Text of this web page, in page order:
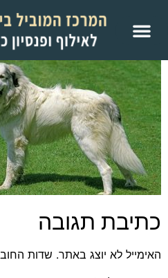
כתיבת תגובה
האימייל לא יוצג באתר. שדות